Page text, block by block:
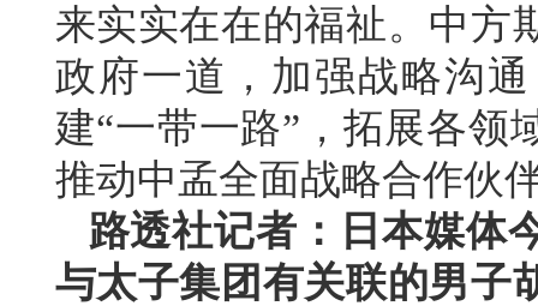
来实实在在的福祉。中方
政府一道，加强战略沟
建“一带一路”，拓展各领
推动中孟全面战略合作伙
路透社记者：日本媒体
与太子集团有关联的男子